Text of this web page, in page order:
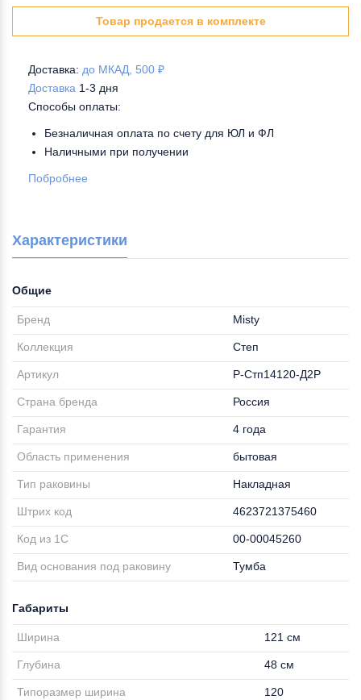
Товар продается в комплекте
Доставка: до МКАД, 500 ₽
Доставка 1-3 дня
Способы оплаты:
Безналичная оплата по счету для ЮЛ и ФЛ
Наличными при получении
Побробнее
Характеристики
Общие
Бренд Misty
Коллекция Степ
Артикул Р-Стп14120-Д2Р
Страна бренда Россия
Гарантия 4 года
Область применения бытовая
Тип раковины Накладная
Штрих код 4623721375460
Код из 1С 00-00045260
Вид основания под раковину Тумба
Габариты
Ширина 121 см
Глубина 48 см
Типоразмер ширина 120